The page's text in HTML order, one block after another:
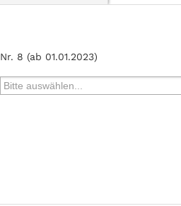
Nr. 8 (ab 01.01.2023)